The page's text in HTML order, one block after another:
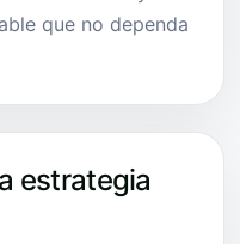
que no dependa
estrategia